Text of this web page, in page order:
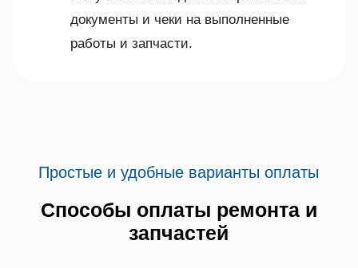
документы и чеки на выполненные
работы и запчасти.
Простые и удобные варианты оплаты
Способы оплаты ремонта и
запчастей